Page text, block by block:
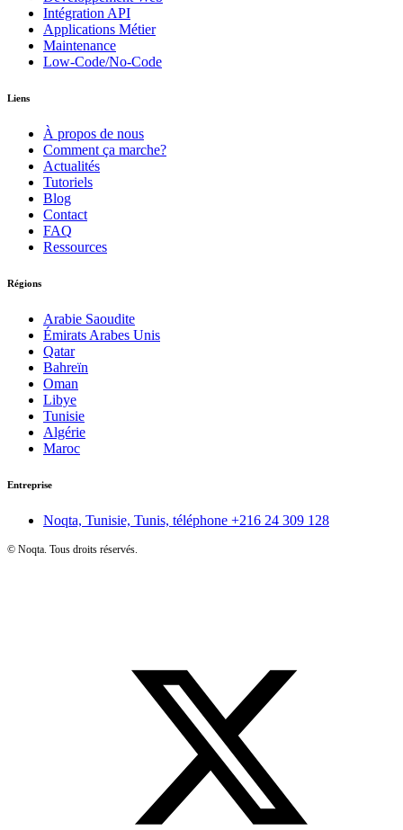
Intégration API
Applications Métier
Maintenance
Low-Code/No-Code
Liens
À propos de nous
Comment ça marche?
Actualités
Tutoriels
Blog
Contact
FAQ
Ressources
Régions
Arabie Saoudite
Émirats Arabes Unis
Qatar
Bahreïn
Oman
Libye
Tunisie
Algérie
Maroc
Entreprise
Noqta, Tunisie, Tunis, téléphone +216 24 309 128
© Noqta. Tous droits réservés.